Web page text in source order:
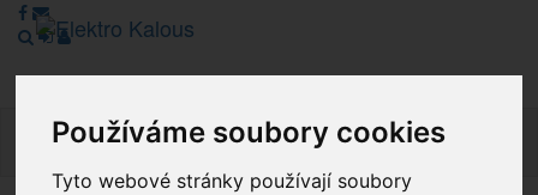
Používáme soubory cookies
Tyto webové stránky používají soubory